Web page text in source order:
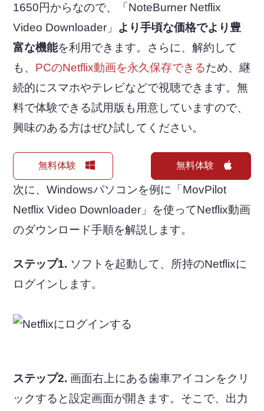
1650円からなので、「NoteBurner Netflix
Video Downloader」 より手頃な価格でより豊
富な機能を利用できます。さらに、解約して
も、 PCのNetflix動画を永久保存できるため、継
続的にスマホやテレビなどで視聴できます。無
料で体験できる試用版も用意していますので、
興味のある方はぜひ試してください。
無料体験 無料体験
次に、Windowsパソコンを例に「MovPilot
Netflix Video Downloader」を使ってNetflix動画
のダウンロード手順を解説します。
ステップ1. ソフトを起動して、所持のNetflixに
ログインします。
ステップ2. 画面右上にある歯車アイコンをクリ
ックすると設定画面が開きます。そこで、出力